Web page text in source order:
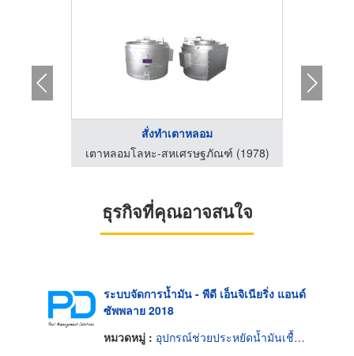
สั่งทำเตาหลอม
เตาหลอมโลหะ-สหเศรษฐภัณฑ์ (1978)
ธุรกิจที่คุณอาจสนใจ
ระบบจัดการน้ำมัน - พีดี เอ็นจิเนียริ่ง แอนด์
ซัพพลาย 2018
หมวดหมู่ : อุปกรณ์ช่วยประหยัดน้ำมันเชื้อเพลิง